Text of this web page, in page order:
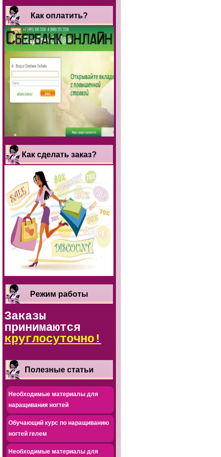
Как оплатить?
Как сделать заказ?
Режим работы
Заказы
принимаются
круглосуточно!
Полезные статьи
Необходимые материалы для
наращивания ногтей
Обучающий курс по наращиванию
ногтей гелем
Необходимые материалы для